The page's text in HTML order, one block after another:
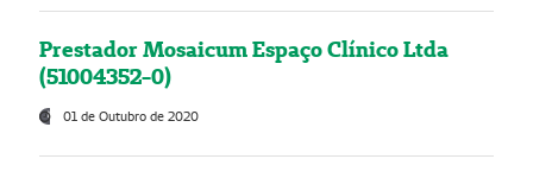
Prestador Mosaicum Espaço Clínico Ltda
(51004352-0)
01 de Outubro de 2020